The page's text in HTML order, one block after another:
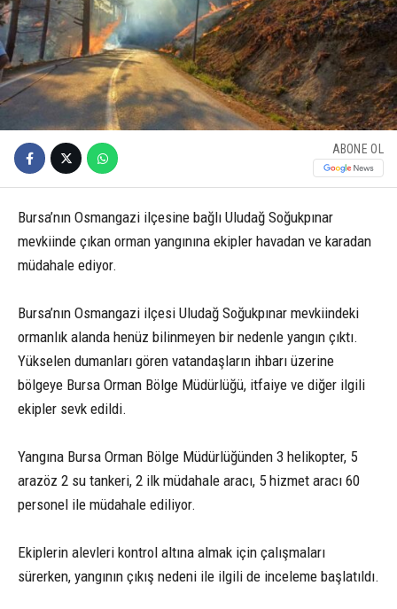
ABONE OL
Bursa’nın Osmangazi ilçesine bağlı Uludağ Soğukpınar
mevkiinde çıkan orman yangınına ekipler havadan ve karadan
müdahale ediyor.
Bursa’nın Osmangazi ilçesi Uludağ Soğukpınar mevkiindeki
ormanlık alanda henüz bilinmeyen bir nedenle yangın çıktı.
Yükselen dumanları gören vatandaşların ihbarı üzerine
bölgeye Bursa Orman Bölge Müdürlüğü, itfaiye ve diğer ilgili
ekipler sevk edildi.
Yangına Bursa Orman Bölge Müdürlüğünden 3 helikopter, 5
arazöz 2 su tankeri, 2 ilk müdahale aracı, 5 hizmet aracı 60
personel ile müdahale ediliyor.
Ekiplerin alevleri kontrol altına almak için çalışmaları
sürerken, yangının çıkış nedeni ile ilgili de inceleme başlatıldı.